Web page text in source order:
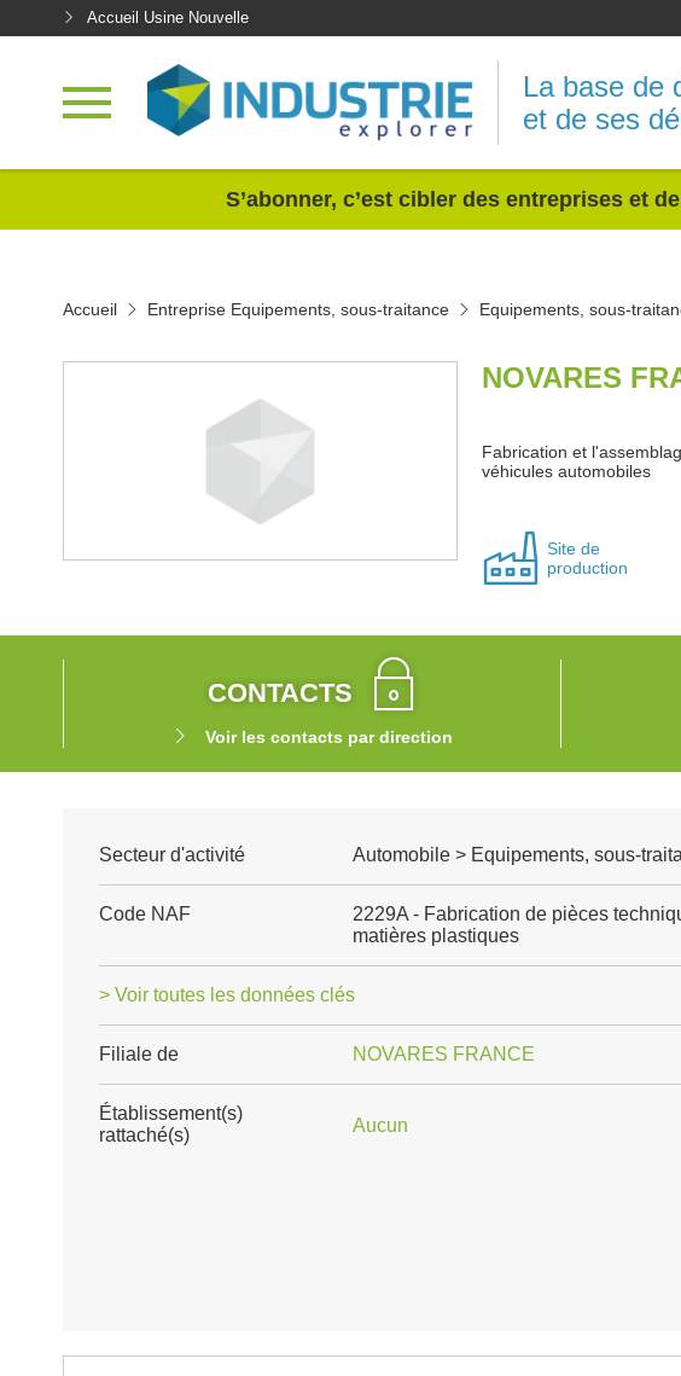
Accueil Usine Nouvelle
La base de
et de ses
S’abonner, c’est cibler des entreprises et
Accueil Entreprise Equipements, sous-traitance Equipements, sous-
NOVARES
Fabrication et
véhicules automobiles
Site de
production
CONTACTS
Voir les contacts par direction
Secteur d'activité Automobile > Equipements, sous-
Code NAF
2229A - Fabrication de pièces
matières plastiques
> Voir toutes les données clés
Filiale de NOVARES FRANCE
Établissement(s)
rattaché(s)
Aucun